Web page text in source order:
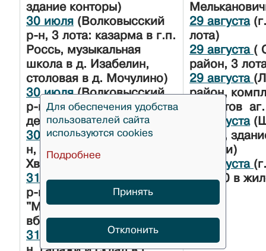
здание конторы)
30 июля (Волковысский
р-н, 3 лота: казарма в г.п.
Россь, музыкальная
школа в д. Изабелин,
столовая в д. Мочулино)
30 июля(Волковысский
р-н, 2 лота: школа и
детский сад в д. Конюхи)
30 июля(Сморгонский р-
н, жилой дом в д.
Хведевичи)
31 июля(Новогрудский
р-н, кап. строения
"Мурованка Хрептовичей"
вблизи аг. Щорсы)
31 июля
(Гродненский р-
29 августа
лота)
29 августа (
район, 3
29 августа
район,
объектов
29 августа
район,
Богуши)
29 августа
23/100 в
Для обеспечения удобства
пользователей сайта
используются cookies
Подробнее
Принять
Отклонить